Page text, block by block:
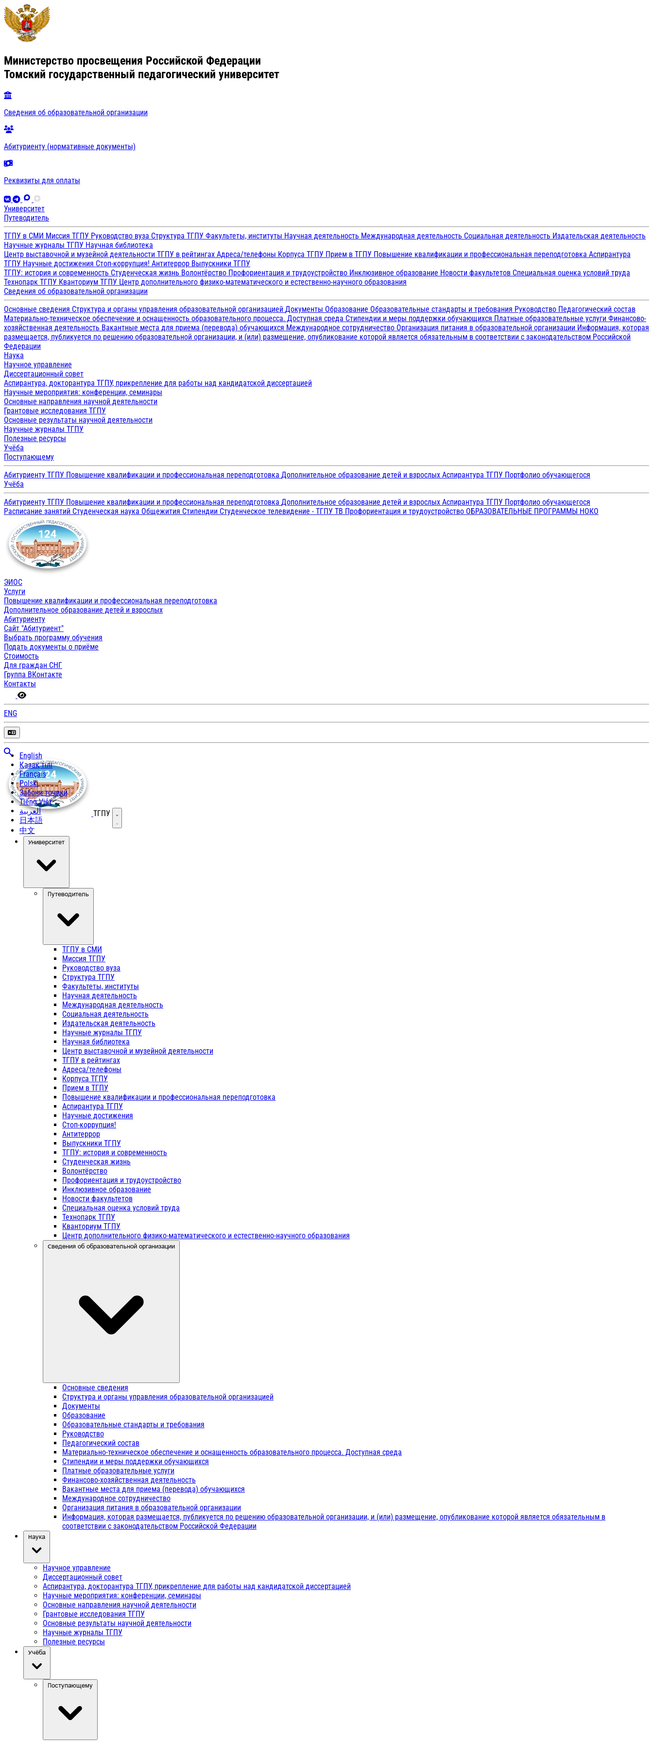
Министерство просвещения Российской Федерации
Томский государственный педагогический университет
Сведения об образовательной организации
Абитуриенту (нормативные документы)
Реквизиты для оплаты
Университет
Путеводитель
ТГПУ в СМИ Миссия ТГПУ Руководство вуза Структура ТГПУ Факультеты, институты Научная деятельность Международная деятельность Социальная деятельность Издательская деятельность
Научные журналы ТГПУ Научная библиотека
Центр выставочной и музейной деятельности ТГПУ в рейтингах Адреса/телефоны Корпуса ТГПУ Прием в ТГПУ Повышение квалификации и профессиональная переподготовка Аспирантура
ТГПУ Научные достижения Стоп-коррупция! Антитеррор Выпускники ТГПУ
ТГПУ: история и современность Студенческая жизнь Волонтёрство Профориентация и трудоустройство Инклюзивное образование Новости факультетов Специальная оценка условий труда
Технопарк ТГПУ Кванториум ТГПУ Центр дополнительного физико-математического и естественно-научного образования
Сведения об образовательной организации
Основные сведения Структура и органы управления образовательной организацией Документы Образование Образовательные стандарты и требования Руководство Педагогический состав
Материально-техническое обеспечение и оснащенность образовательного процесса. Доступная среда Стипендии и меры поддержки обучающихся Платные образовательные услуги Финансово-
хозяйственная деятельность Вакантные места для приема (перевода) обучающихся Международное сотрудничество Организация питания в образовательной организации Информация, которая
размещается, публикуется по решению образовательной организации, и (или) размещение, опубликование которой является обязательным в соответствии с законодательством Российской
Федерации
Наука
Научное управление
Диссертационный совет
Аспирантура, докторантура ТГПУ, прикрепление для работы над кандидатской диссертацией
Научные мероприятия: конференции, семинары
Основные направления научной деятельности
Грантовые исследования ТГПУ
Основные результаты научной деятельности
Научные журналы ТГПУ
Полезные ресурсы
Учёба
Поступающему
Абитуриенту ТГПУ Повышение квалификации и профессиональная переподготовка Дополнительное образование детей и взрослых Аспирантура ТГПУ Портфолио обучающегося
Учёба
Абитуриенту ТГПУ Повышение квалификации и профессиональная переподготовка Дополнительное образование детей и взрослых Аспирантура ТГПУ Портфолио обучающегося
Расписание занятий Студенческая наука Общежития Стипендии Студенческое телевидение - ТГПУ ТВ Профориентация и трудоустройство ОБРАЗОВАТЕЛЬНЫЕ ПРОГРАММЫ НОКО
ЭИОС
Услуги
Повышение квалификации и профессиональная переподготовка
Дополнительное образование детей и взрослых
Абитуриенту
Сайт "Абитуриент"
Выбрать программу обучения
Подать документы о приёме
Стоимость
Для граждан СНГ
Группа ВКонтакте
Контакты
ENG
English
Қазақ тілі
Français
Polski
Забони тоҷикӣ
Tiếng Việt
العربية
日本語
中文
ТГПУ Открыть меню
Университет
Путеводитель
ТГПУ в СМИ
Миссия ТГПУ
Руководство вуза
Структура ТГПУ
Факультеты, институты
Научная деятельность
Международная деятельность
Социальная деятельность
Издательская деятельность
Научные журналы ТГПУ
Научная библиотека
Центр выставочной и музейной деятельности
ТГПУ в рейтингах
Адреса/телефоны
Корпуса ТГПУ
Прием в ТГПУ
Повышение квалификации и профессиональная переподготовка
Аспирантура ТГПУ
Научные достижения
Стоп-коррупция!
Антитеррор
Выпускники ТГПУ
ТГПУ: история и современность
Студенческая жизнь
Волонтёрство
Профориентация и трудоустройство
Инклюзивное образование
Новости факультетов
Специальная оценка условий труда
Технопарк ТГПУ
Кванториум ТГПУ
Центр дополнительного физико-математического и естественно-научного образования
Сведения об образовательной организации
Основные сведения
Структура и органы управления образовательной организацией
Документы
Образование
Образовательные стандарты и требования
Руководство
Педагогический состав
Материально-техническое обеспечение и оснащенность образовательного процесса. Доступная среда
Стипендии и меры поддержки обучающихся
Платные образовательные услуги
Финансово-хозяйственная деятельность
Вакантные места для приема (перевода) обучающихся
Международное сотрудничество
Организация питания в образовательной организации
Информация, которая размещается, публикуется по решению образовательной организации, и (или) размещение, опубликование которой является обязательным в
соответствии с законодательством Российской Федерации
Наука
Научное управление
Диссертационный совет
Аспирантура, докторантура ТГПУ, прикрепление для работы над кандидатской диссертацией
Научные мероприятия: конференции, семинары
Основные направления научной деятельности
Грантовые исследования ТГПУ
Основные результаты научной деятельности
Научные журналы ТГПУ
Полезные ресурсы
Учёба
Поступающему